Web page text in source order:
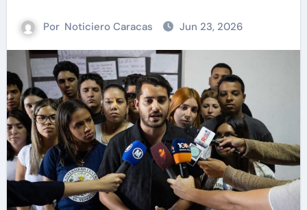
Por Noticiero Caracas Jun 23, 2026